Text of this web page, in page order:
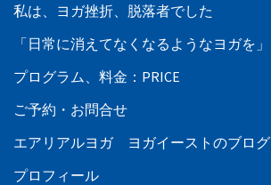
私は、ヨガ挫折、脱落者でした
「日常に消えてなくなるようなヨガを」
プログラム、料金：PRICE
ご予約・お問合せ
エアリアルヨガ ヨガイーストのブログ
プロフィール